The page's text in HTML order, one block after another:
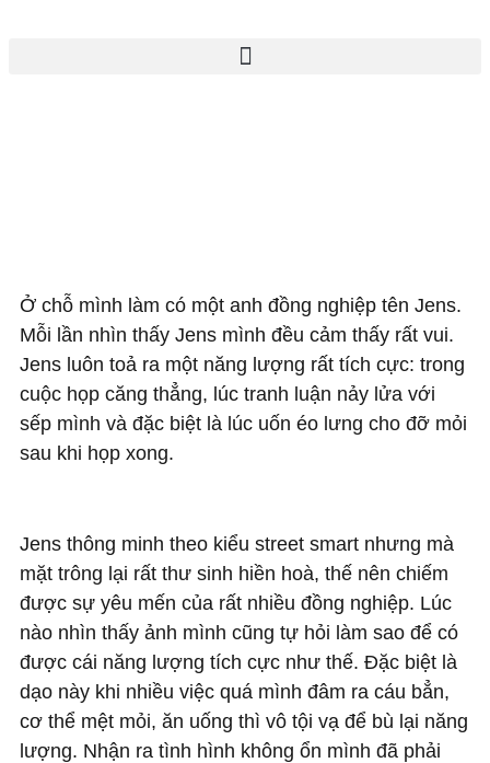
Ở chỗ mình làm có một anh đồng nghiệp tên Jens.
Mỗi lần nhìn thấy Jens mình đều cảm thấy rất vui.
Jens luôn toả ra một năng lượng rất tích cực: trong
cuộc họp căng thẳng, lúc tranh luận nảy lửa với
sếp mình và đặc biệt là lúc uốn éo lưng cho đỡ mỏi
sau khi họp xong.
Jens thông minh theo kiểu street smart nhưng mà
mặt trông lại rất thư sinh hiền hoà, thế nên chiếm
được sự yêu mến của rất nhiều đồng nghiệp. Lúc
nào nhìn thấy ảnh mình cũng tự hỏi làm sao để có
được cái năng lượng tích cực như thế. Đặc biệt là
dạo này khi nhiều việc quá mình đâm ra cáu bẳn,
cơ thể mệt mỏi, ăn uống thì vô tội vạ để bù lại năng
lượng. Nhận ra tình hình không ổn mình đã phải